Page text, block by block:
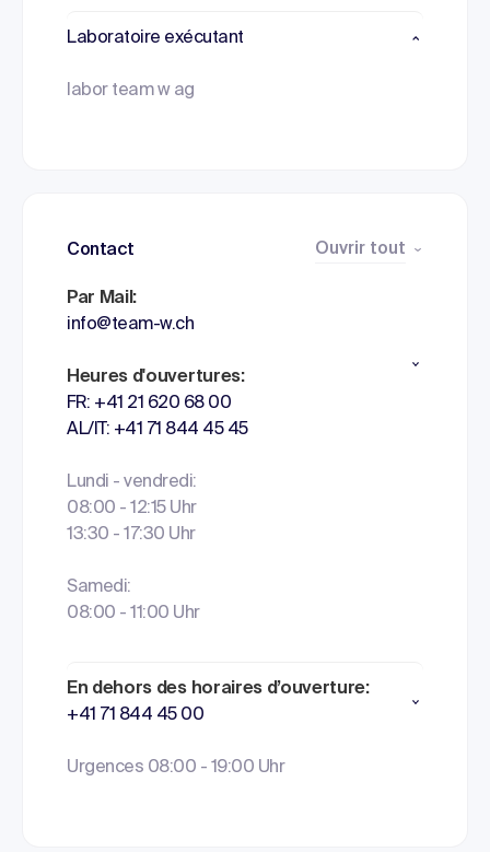
Laboratoire exécutant
labor team w ag
Contact Ouvrir tout
Par Mail:
info@team-w.ch
Heures d'ouvertures:
FR: +41 21 620 68 00
AL/IT: +41 71 844 45 45
Lundi - vendredi:
08:00 - 12:15 Uhr
13:30 - 17:30 Uhr
Samedi:
08:00 - 11:00 Uhr
En dehors des horaires d’ouverture:
+41 71 844 45 00
Urgences 08:00 - 19:00 Uhr